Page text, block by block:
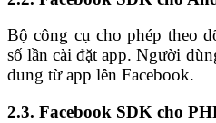
Bộ công cụ cho phép theo
số lần cài đặt app. Người
dung từ app lên Facebook.
2.3. Facebook SDK cho